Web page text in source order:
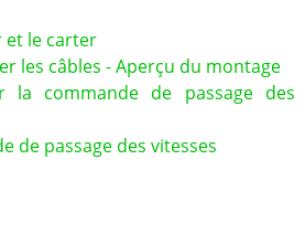
et le carter
les câbles - Aperçu du montage
la commande de passage des
de passage des vitesses